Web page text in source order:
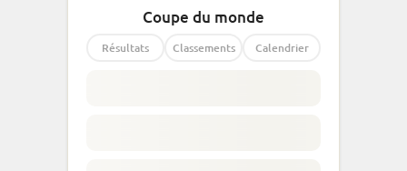
Coupe du monde
Résultats Classements Calendrier